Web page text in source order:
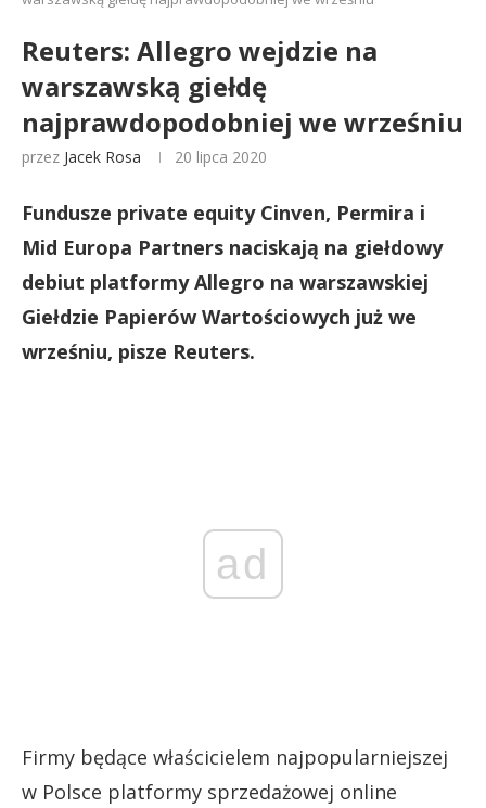
Reuters: Allegro wejdzie na
warszawską giełdę
najprawdopodobniej we wrześniu
przez Jacek Rosa 20 lipca 2020
Fundusze private equity Cinven, Permira i
Mid Europa Partners naciskają na giełdowy
debiut platformy Allegro na warszawskiej
Giełdzie Papierów Wartościowych już we
wrześniu, pisze Reuters.
ad
Firmy będące właścicielem najpopularniejszej
w Polsce platformy sprzedażowej online